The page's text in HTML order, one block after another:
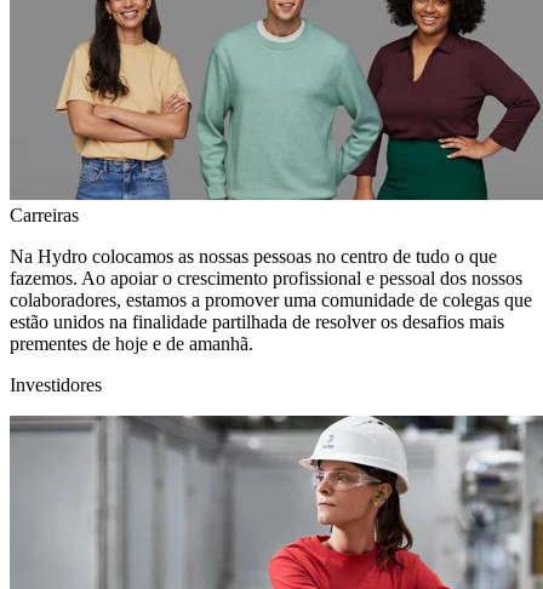
Carreiras
Na Hydro colocamos as nossas pessoas no centro de tudo o que
fazemos. Ao apoiar o crescimento profissional e pessoal dos nossos
colaboradores, estamos a promover uma comunidade de colegas que
estão unidos na finalidade partilhada de resolver os desafios mais
prementes de hoje e de amanhã.
Investidores